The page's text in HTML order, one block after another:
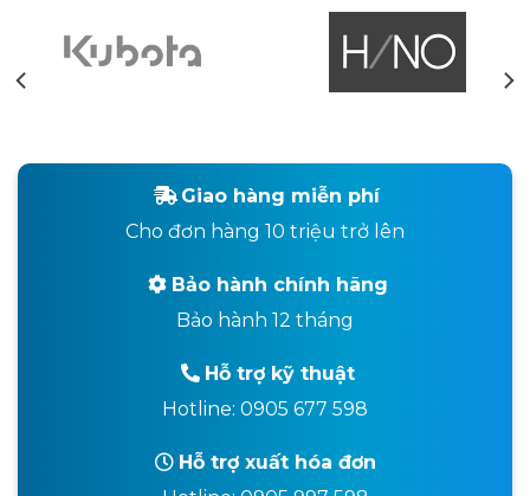
Giao hàng miễn phí
Cho đơn hàng 10 triệu trở lên
Bảo hành chính hãng
Bảo hành 12 tháng
Hỗ trợ kỹ thuật
Hotline: 0905 677 598
Hỗ trợ xuất hóa đơn